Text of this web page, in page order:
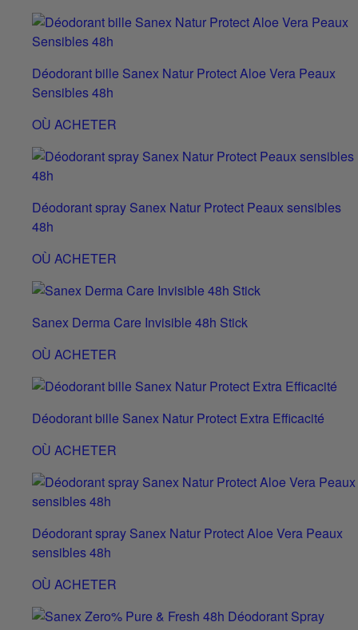
Déodorant bille Sanex Natur Protect Aloe Vera Peaux
Sensibles 48h
OÙ ACHETER
Déodorant spray Sanex Natur Protect Peaux sensibles
48h
OÙ ACHETER
Sanex Derma Care Invisible 48h Stick
OÙ ACHETER
Déodorant bille Sanex Natur Protect Extra Efficacité
OÙ ACHETER
Déodorant spray Sanex Natur Protect Aloe Vera Peaux
sensibles 48h
OÙ ACHETER